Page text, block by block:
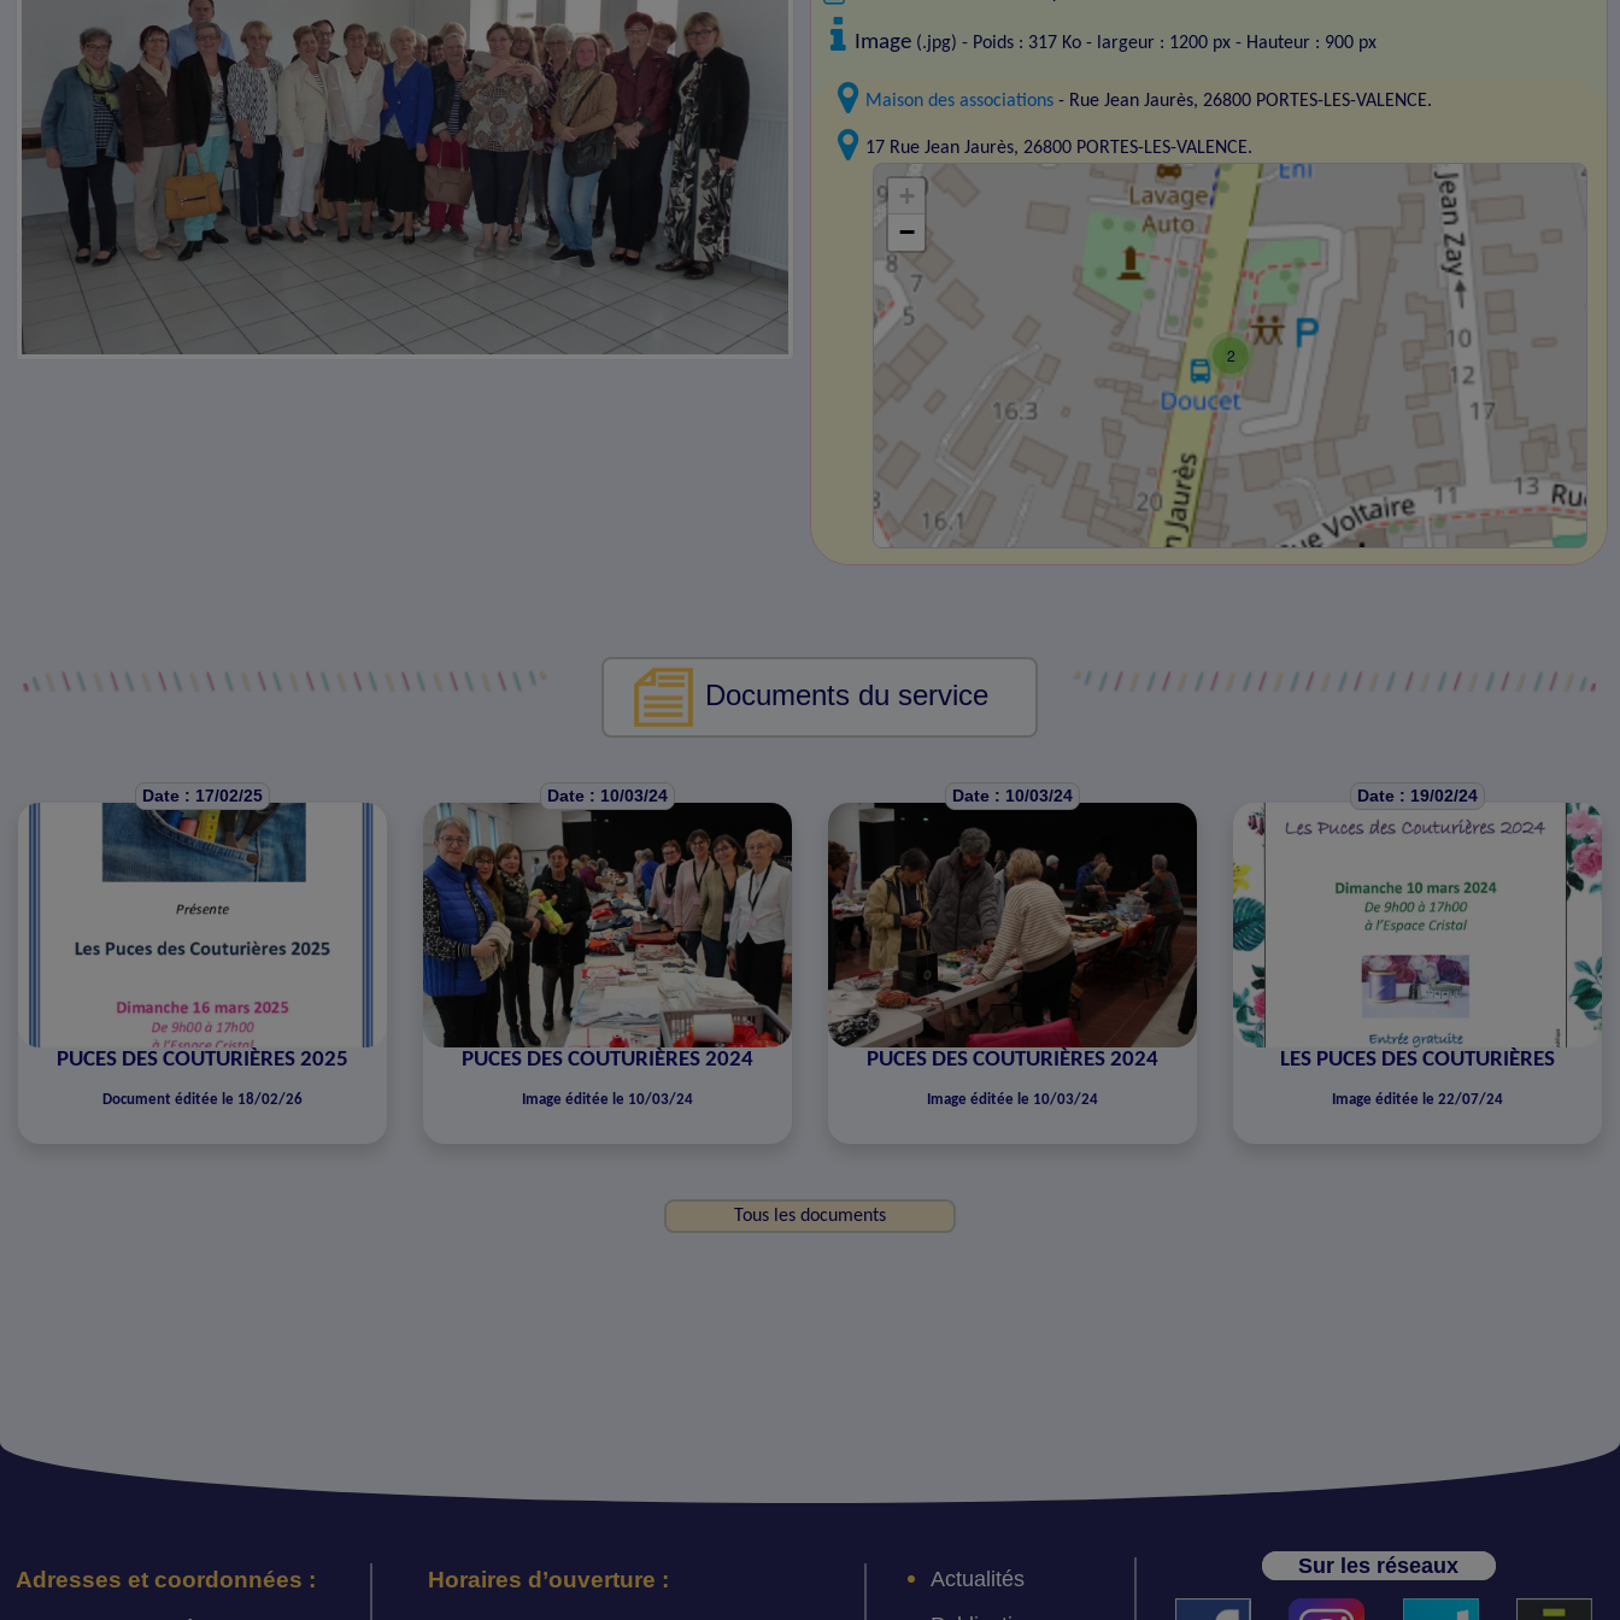
Image (.jpg) - Poids : 317 Ko - largeur : 1200 px - Hauteur : 900 px
Maison des associations - Rue Jean Jaurès, 26800 PORTES-LES-VALENCE.
17 Rue Jean Jaurès, 26800 PORTES-LES-VALENCE.
2
+
−
Documents du service
Date : 17/02/25
PUCES DES COUTURIÈRES 2025
Document éditée le 18/02/26
Date : 10/03/24
PUCES DES COUTURIÈRES 2024
Image éditée le 10/03/24
Date : 10/03/24
PUCES DES COUTURIÈRES 2024
Image éditée le 10/03/24
Date : 19/02/24
LES PUCES DES COUTURIÈRES
Image éditée le 22/07/24
Tous les documents
Adresses et coordonnées : Horaires d’ouverture :
Actualités
Sur les réseaux